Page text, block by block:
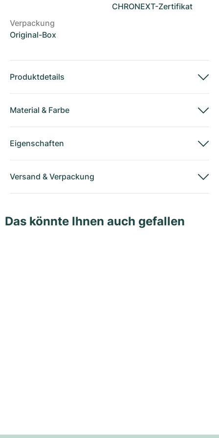
CHRONEXT-Zertifikat
Verpackung
Original-Box
Produktdetails
Material & Farbe
Eigenschaften
Versand & Verpackung
Das könnte Ihnen auch gefallen